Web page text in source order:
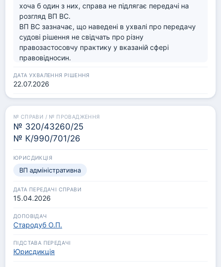
хоча б один з них, справа не підлягає передачі на
розгляд ВП ВС.
ВП ВС зазначає, що наведені в ухвалі про передачу
судові рішення не свідчать про різну
правозастосовчу практику у вказаній сфері
правовідносин.
22.07.2026
ВП адміністративна
№ 320/43260/25
№ К/990/701/26
15.04.2026
Стародуб О.П.
Юрисдикція